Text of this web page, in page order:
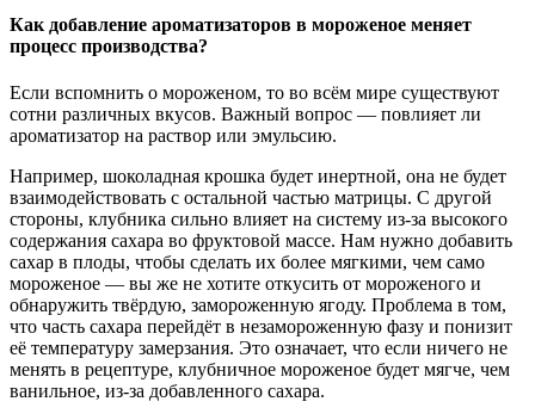
Как добавление ароматизаторов в мороженое меняет
процесс производства?
Если вспомнить о мороженом, то во всём мире существуют
сотни различных вкусов. Важный вопрос — повлияет ли
ароматизатор на раствор или эмульсию.
Например, шоколадная крошка будет инертной, она не будет
взаимодействовать с остальной частью матрицы. С другой
стороны, клубника сильно влияет на систему из-за высокого
содержания сахара во фруктовой массе. Нам нужно добавить
сахар в плоды, чтобы сделать их более мягкими, чем само
мороженое — вы же не хотите откусить от мороженого и
обнаружить твёрдую, замороженную ягоду. Проблема в том,
что часть сахара перейдёт в незамороженную фазу и понизит
её температуру замерзания. Это означает, что если ничего не
менять в рецептуре, клубничное мороженое будет мягче, чем
ванильное, из-за добавленного сахара.